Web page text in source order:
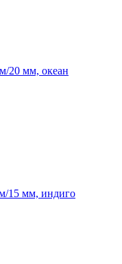
20 мм, океан
15 мм, индиго